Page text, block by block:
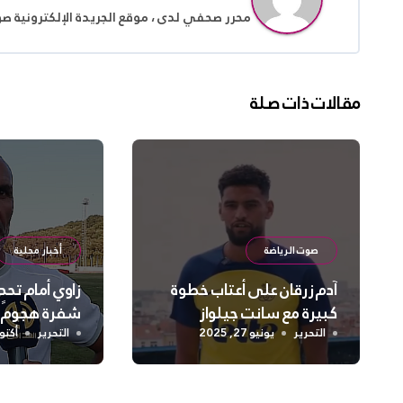
محرر صحفي لدى ، موقع الجريدة
مقالات ذات صلة
صوت الرياضة
آدم زرقان على أعتاب خطوة
كبيرة مع سانت جيلواز
التحرير يونيو 27, 2025
أخبار محلية
زاوي أمام
شفرة
التحرير أكتوبر